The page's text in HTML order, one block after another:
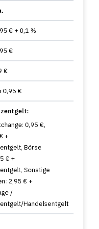
€ + 0,1 %
€
€
0,95 €
0,95 €,
+
Börse
€ +
Sonstige
2,95 € +
/
Handelsentgelt